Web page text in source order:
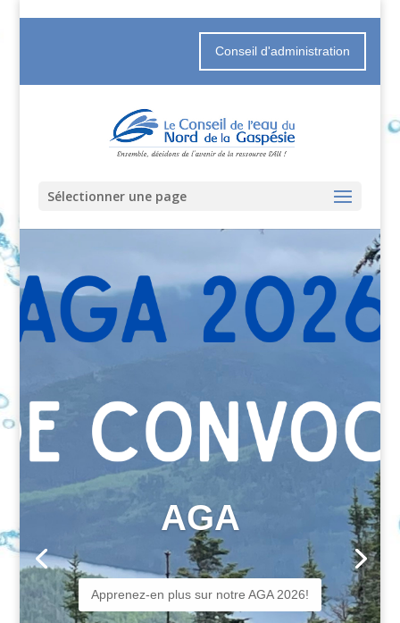
Conseil d'administration
Sélectionner une page
AGA
Apprenez-en plus sur notre AGA 2026!